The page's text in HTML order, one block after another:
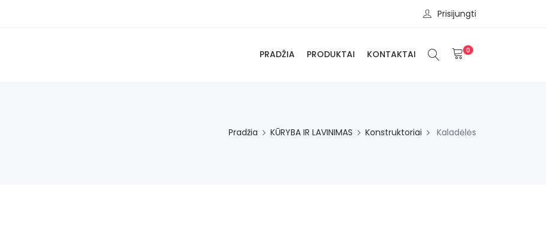
Prisijungti
PRADŽIA PRODUKTAI KONTAKTAI 0
Pradžia KŪRYBA IR LAVINIMAS Konstruktoriai Kaladėlės